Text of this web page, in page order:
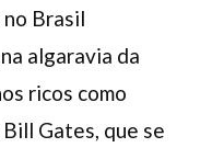
Brasil
algaravia da
ricos como
Gates, que se